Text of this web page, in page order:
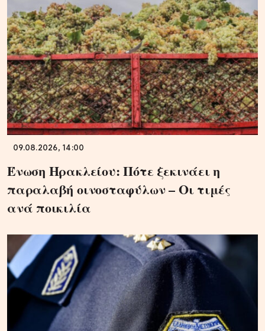
09.08.2026, 14:00
Ένωση Ηρακλείου: Πότε ξεκινάει η
παραλαβή οινοσταφύλων – Οι τιμές
ανά ποικιλία